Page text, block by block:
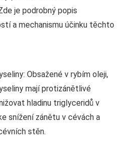
je podrobný popis
a mechanismu účinku těchto
Obsažené v rybím oleji,
mají protizánětlivé
hladinu triglyceridů v
snížení zánětu v cévách a
stěn.